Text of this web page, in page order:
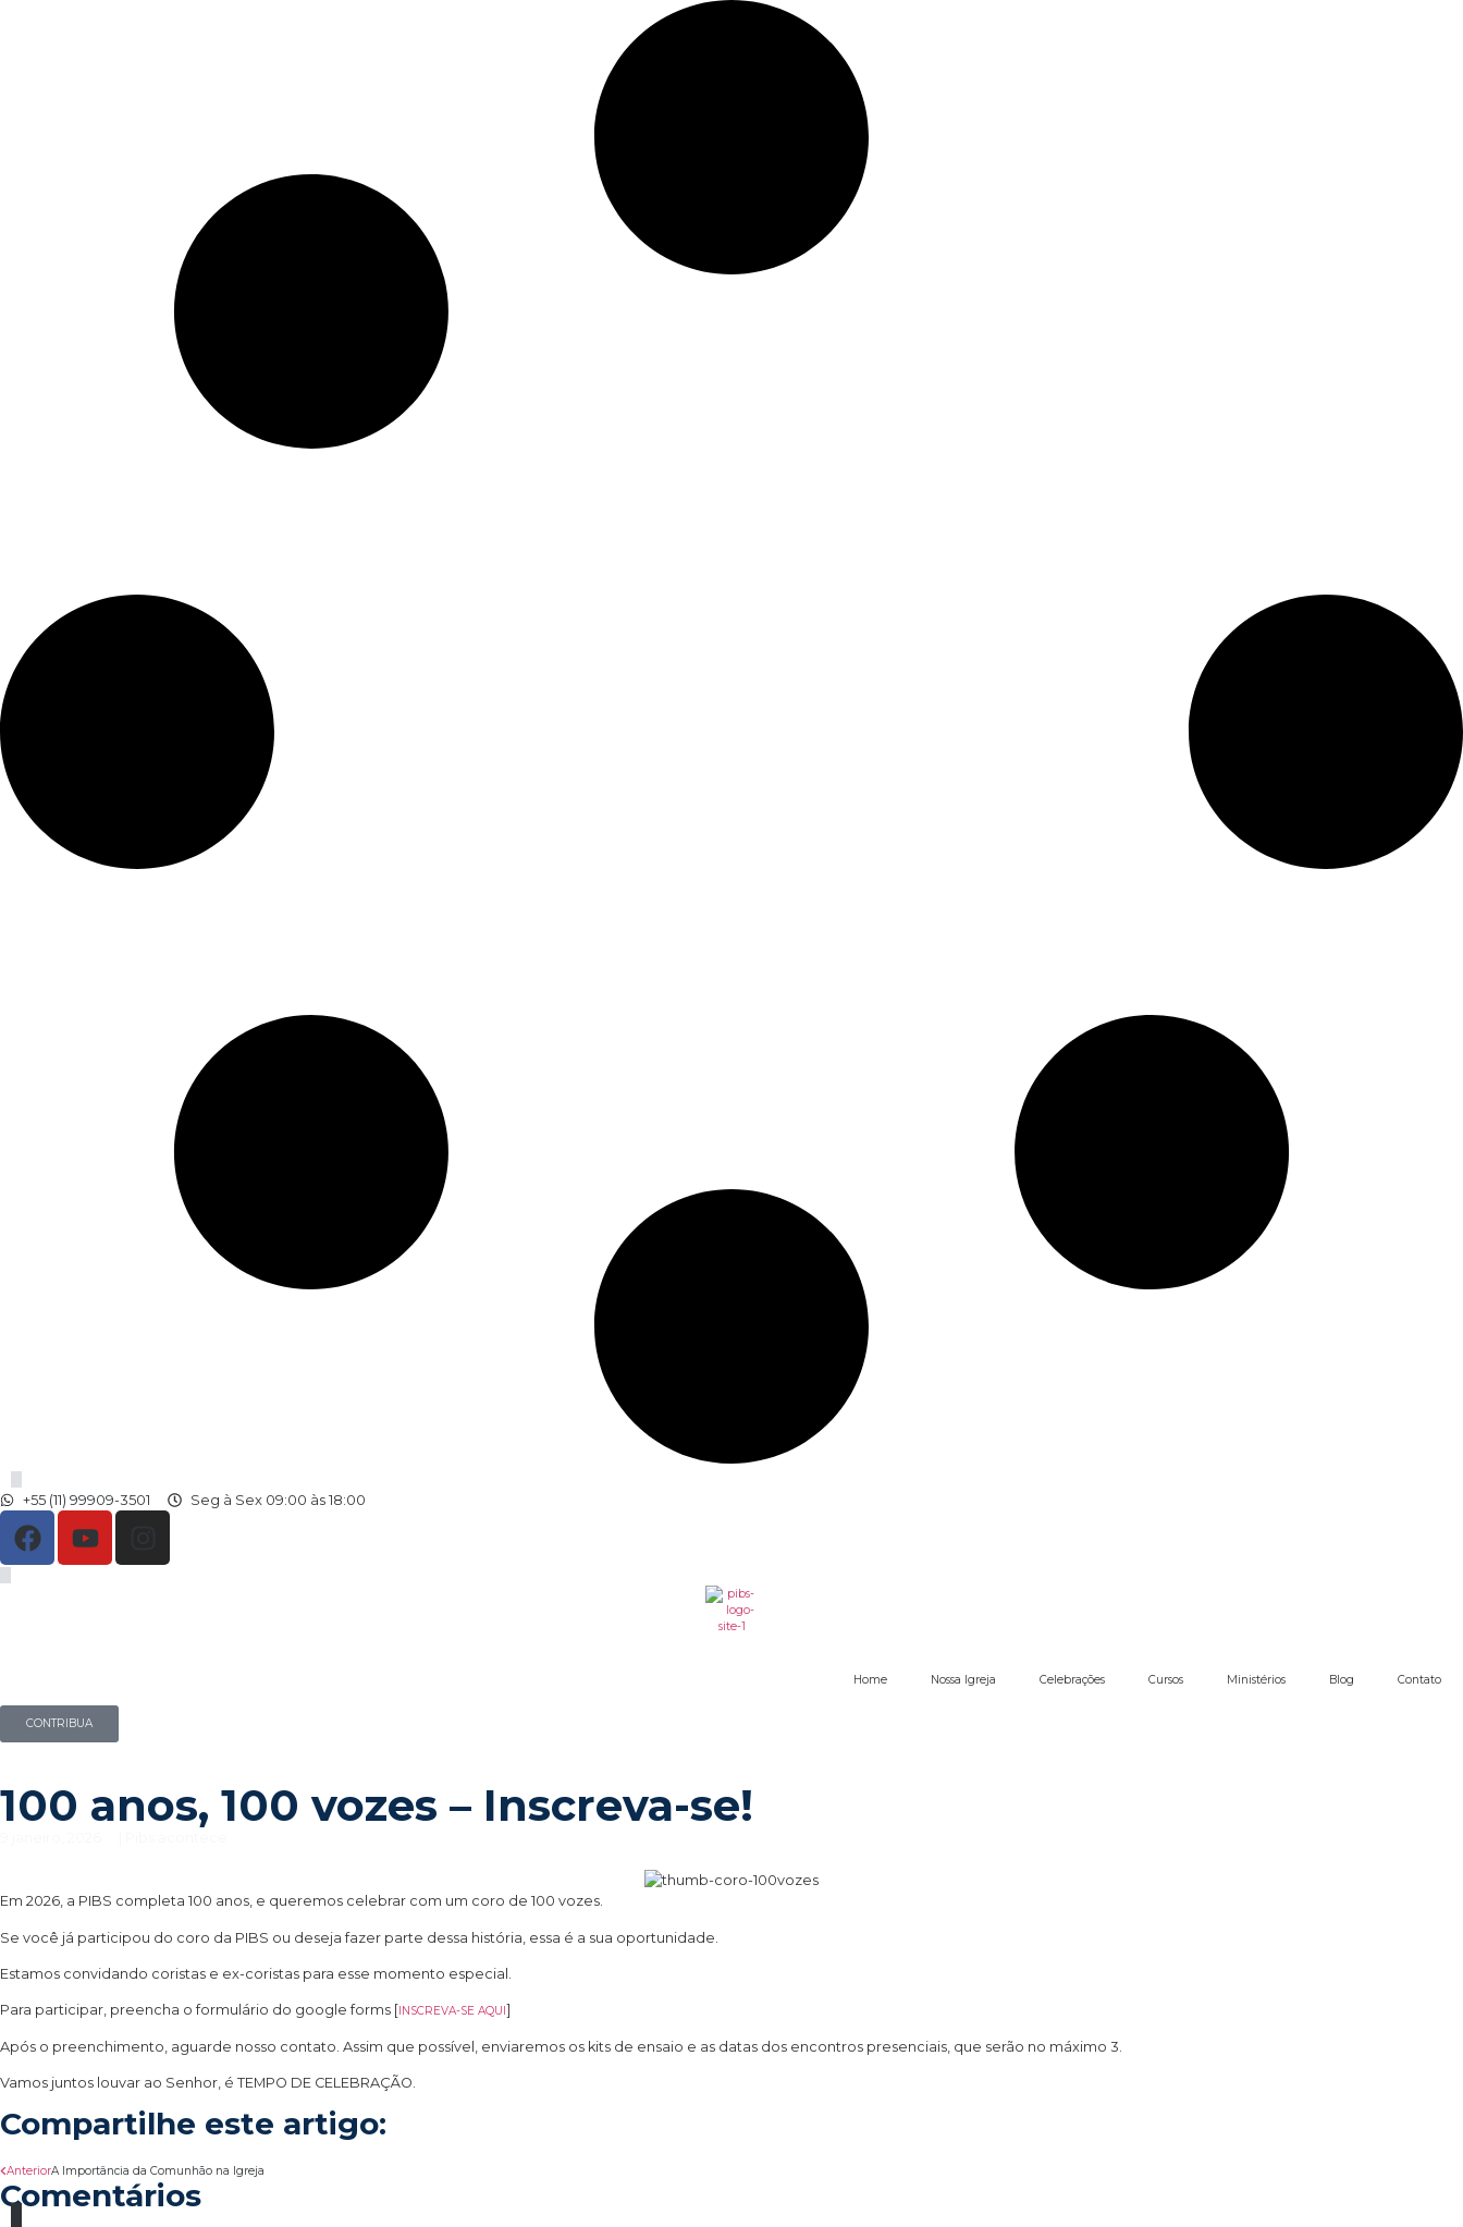
+55 (11) 99909-3501 Seg à Sex 09:00 às 18:00
Home Nossa Igreja Celebrações Cursos Ministérios Blog Contato
CONTRIBUA
100 anos, 100 vozes – Inscreva-se!
Em 2026, a PIBS completa 100 anos, e queremos celebrar com um coro de 100 vozes.
Se você já participou do coro da PIBS ou deseja fazer parte dessa história, essa é a sua oportunidade.
Estamos convidando coristas e ex-coristas para esse momento especial.
Para participar, preencha o formulário do google forms [ INSCREVA-SE AQUI ]
Após o preenchimento, aguarde nosso contato. Assim que possível, enviaremos os kits de ensaio e as datas dos encontros presenciais, que serão no máximo 3.
Vamos juntos louvar ao Senhor, é TEMPO DE CELEBRAÇÃO.
Compartilhe este artigo:
AnteriorA Importância da Comunhão na Igreja
Comentários